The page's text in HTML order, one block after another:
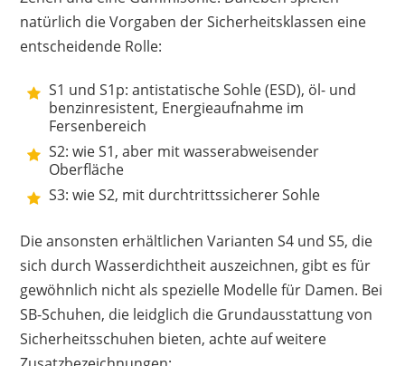
natürlich die Vorgaben der Sicherheitsklassen eine
entscheidende Rolle:
S1 und S1p: antistatische Sohle (ESD), öl- und
benzinresistent, Energieaufnahme im
Fersenbereich
S2: wie S1, aber mit wasserabweisender
Oberfläche
S3: wie S2, mit durchtrittssicherer Sohle
Die ansonsten erhältlichen Varianten S4 und S5, die
sich durch Wasserdichtheit auszeichnen, gibt es für
gewöhnlich nicht als spezielle Modelle für Damen. Bei
SB-Schuhen, die leidglich die Grundausstattung von
Sicherheitsschuhen bieten, achte auf weitere